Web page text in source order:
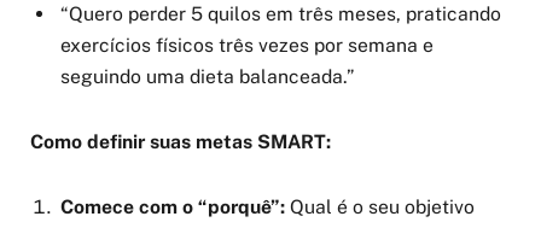
“Quero perder 5 quilos em três meses, praticando
exercícios físicos três vezes por semana e
seguindo uma dieta balanceada.”
Como definir suas metas SMART:
Comece com o “porquê”: Qual é o seu objetivo